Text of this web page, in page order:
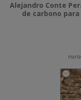
Alejandro Conte
de carbono